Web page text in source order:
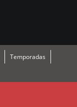
Temporadas